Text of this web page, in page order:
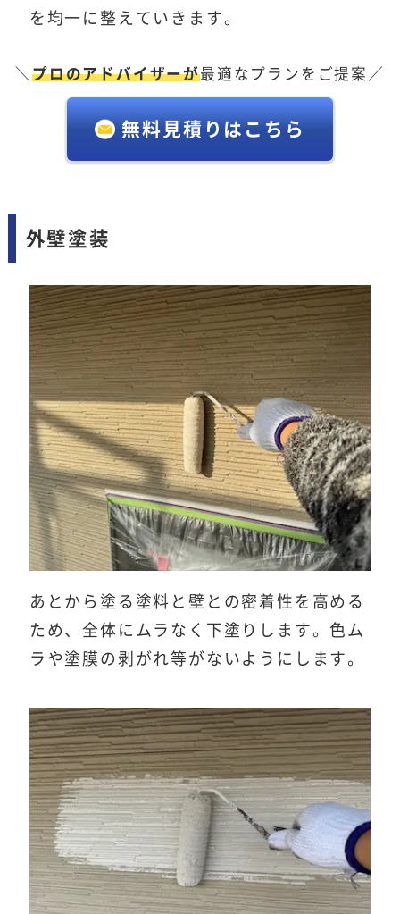
を均一に整えていきます。
＼プロのアドバイザーが最適なプランをご提案／
無料見積りはこちら
外壁塗装
あとから塗る塗料と壁との密着性を高める
ため、全体にムラなく下塗りします。色ム
ラや塗膜の剥がれ等がないようにします。